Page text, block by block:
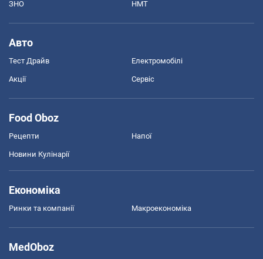
ЗНО НМТ
Авто
Тест Драйв Електромобілі
Акції Сервіс
Food Oboz
Рецепти Напої
Новини Кулінарії
Економіка
Ринки та компанії Макроекономіка
MedOboz